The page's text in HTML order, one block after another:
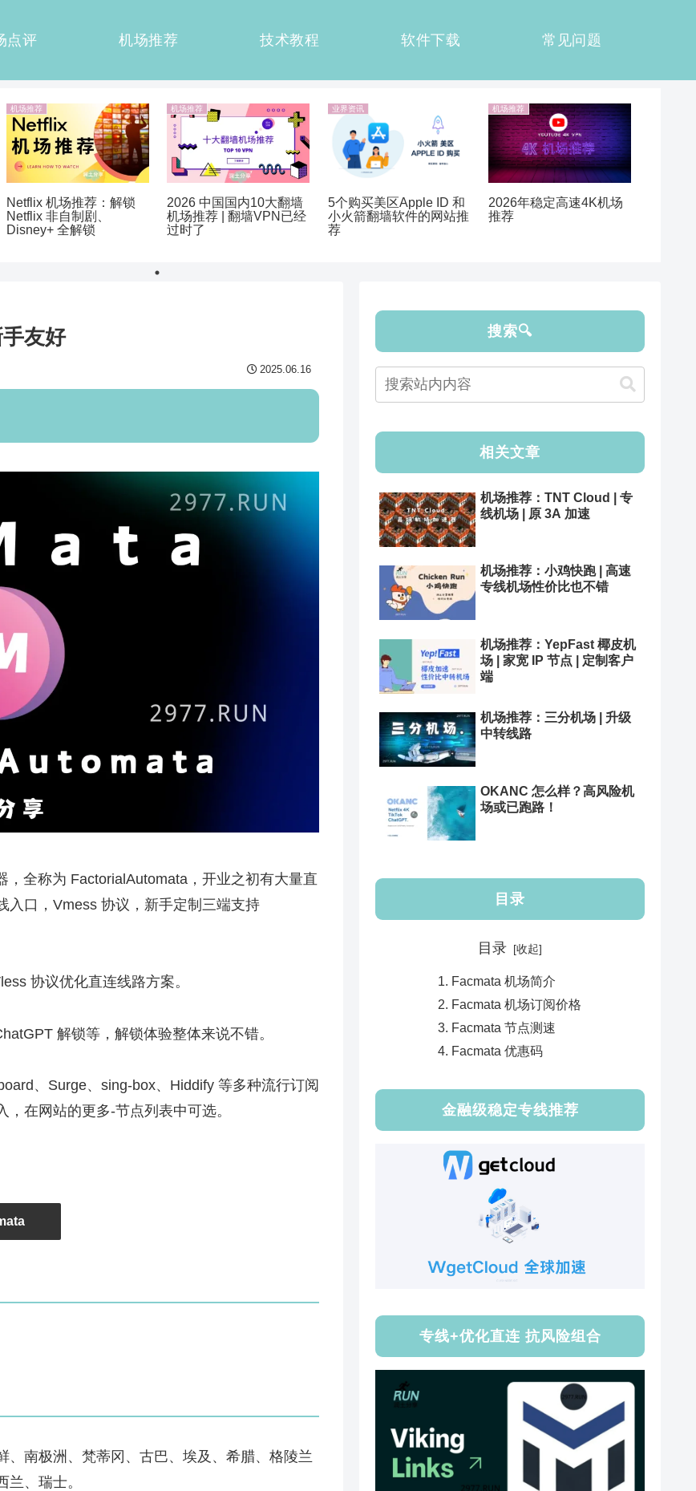
点评 机场推荐 技术教程 软件下载 常见问题
机场推荐
Netflix 机场推荐：解锁
Netflix 非自制剧、
Disney+ 全解锁
机场推荐
2026 中国国内10大翻墙
机场推荐 | 翻墙VPN已经
过时了
业界资讯
5个购买美区Apple ID 和
小火箭翻墙软件的网站推
荐
机场推荐
2026年稳定高速4K机场
推荐
友好
2025.06.16
全称为 FactorialAutomata，开业之初有大量直
入口，Vmess 协议，新手定制三端支持
协议优化直连线路方案。
解锁等，解锁体验整体来说不错。
、Surge、sing-box、Hiddify 等多种流行订阅
在网站的更多-节点列表中可选。
南极洲、梵蒂冈、古巴、埃及、希腊、格陵兰
、瑞士。
搜索🔍
相关文章
机场推荐：TNT Cloud | 专
线机场 | 原 3A 加速
机场推荐：小鸡快跑 | 高速
专线机场性价比也不错
机场推荐：YepFast 椰皮机
场 | 家宽 IP 节点 | 定制客户
端
机场推荐：三分机场 | 升级
中转线路
OKANC 怎么样？高风险机
场或已跑路！
目录
目录
Facmata 机场简介
Facmata 机场订阅价格
Facmata 节点测速
Facmata 优惠码
金融级稳定专线推荐
专线+优化直连 抗风险组合